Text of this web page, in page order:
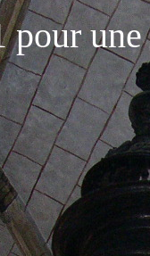
pour